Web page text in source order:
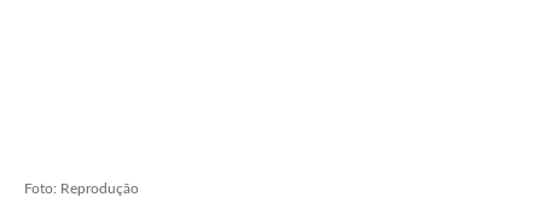
Foto: Reprodução